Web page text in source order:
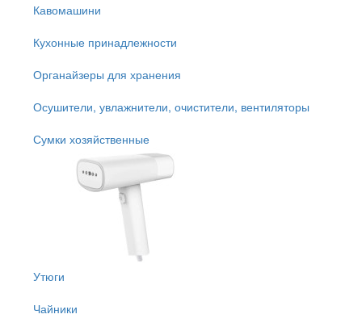
Кавомашини
Кухонные принадлежности
Органайзеры для хранения
Осушители, увлажнители, очистители, вентиляторы
Сумки хозяйственные
Утюги
Чайники